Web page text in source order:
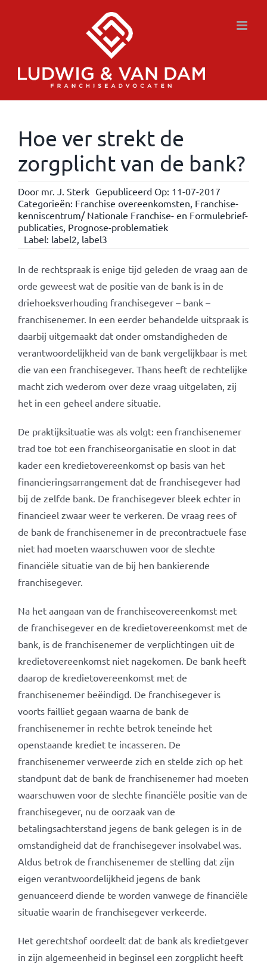
Hoe ver strekt de
zorgplicht van de bank?
Door mr. J. Sterk Gepubliceerd Op: 11-07-2017
Categorieën: Franchise overeenkomsten, Franchise-
kenniscentrum/ Nationale Franchise- en Formulebrief-
publicaties, Prognose-problematiek
Label: label2, label3
In de rechtspraak is enige tijd geleden de vraag aan de
orde geweest wat de positie van de bank is in de
driehoeksverhouding franchisegever – bank –
franchisenemer. In een eerder behandelde uitspraak is
daarbij uitgemaakt dat onder omstandigheden de
verantwoordelijkheid van de bank vergelijkbaar is met
die van een franchisegever. Thans heeft de rechtelijke
macht zich wederom over deze vraag uitgelaten, zij
het in een geheel andere situatie.
De praktijksituatie was als volgt: een franchisenemer
trad toe tot een franchiseorganisatie en sloot in dat
kader een kredietovereenkomst op basis van het
financieringsarrangement dat de franchisegever had
bij de zelfde bank. De franchisegever bleek echter in
financieel zwaar weer te verkeren. De vraag rees of
de bank de franchisenemer in de precontractuele fase
niet had moeten waarschuwen voor de slechte
financiële situatie van de bij hen bankierende
franchisegever.
Na het aangaan van de franchiseovereenkomst met
de franchisegever en de kredietovereenkomst met de
bank, is de franchisenemer de verplichtingen uit de
kredietovereenkomst niet nagekomen. De bank heeft
daarop de kredietovereenkomst met de
franchisenemer beëindigd. De franchisegever is
voorts failliet gegaan waarna de bank de
franchisenemer in rechte betrok teneinde het
openstaande krediet te incasseren. De
franchisenemer verweerde zich en stelde zich op het
standpunt dat de bank de franchisenemer had moeten
waarschuwen voor de slechte financiële positie van de
franchisegever, nu de oorzaak van de
betalingsachterstand jegens de bank gelegen is in de
omstandigheid dat de franchisegever insolvabel was.
Aldus betrok de franchisenemer de stelling dat zijn
eigen verantwoordelijkheid jegens de bank
genuanceerd diende te worden vanwege de financiële
situatie waarin de franchisegever verkeerde.
Het gerechtshof oordeelt dat de bank als kredietgever
in zijn algemeenheid in beginsel een zorgplicht heeft